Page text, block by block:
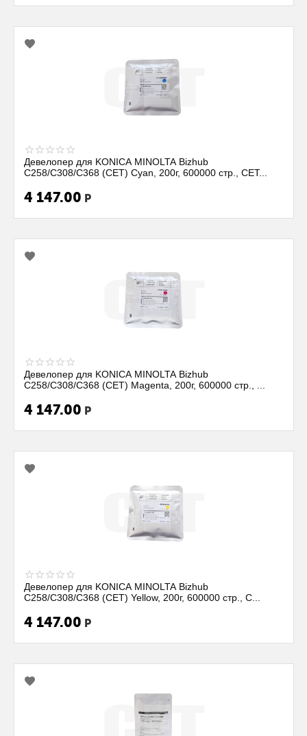
Девелопер для KONICA MINOLTA Bizhub
C258/C308/C368 (CET) Cyan, 200г, 600000 стр., CET...
4 147.00 Р
Девелопер для KONICA MINOLTA Bizhub
C258/C308/C368 (CET) Magenta, 200г, 600000 стр., ...
4 147.00 Р
Девелопер для KONICA MINOLTA Bizhub
C258/C308/C368 (CET) Yellow, 200г, 600000 стр., C...
4 147.00 Р